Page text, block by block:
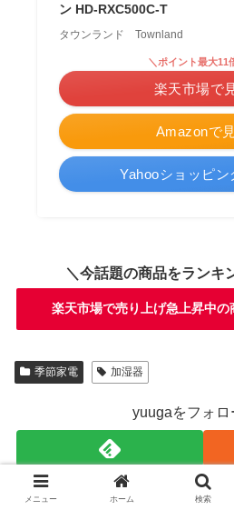
ン HD-RXC500C-T
タウンランド Townland
Amazonで
＼ポイント最大11
楽天市場で
Yahooショッピン
＼今話題の商品をランキ
楽天市場で売り上げ急上昇中の
季節家電 加湿器
yuugaをフォロ
メニュー ホーム 検索